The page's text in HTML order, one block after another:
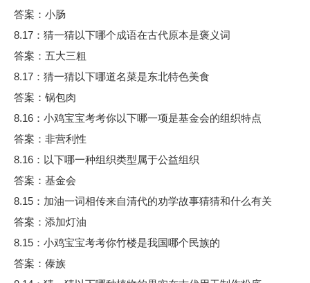
答案：小肠
8.17：猜一猜以下哪个成语在古代原本是褒义词
答案：五大三粗
8.17：猜一猜以下哪道名菜是东北特色美食
答案：锅包肉
8.16：小鸡宝宝考考你以下哪一项是基金会的组织特点
答案：非营利性
8.16：以下哪一种组织类型属于公益组织
答案：基金会
8.15：加油一词相传来自清代的劝学故事猜猜和什么有关
答案：添加灯油
8.15：小鸡宝宝考考你竹楼是我国哪个民族的
答案：傣族